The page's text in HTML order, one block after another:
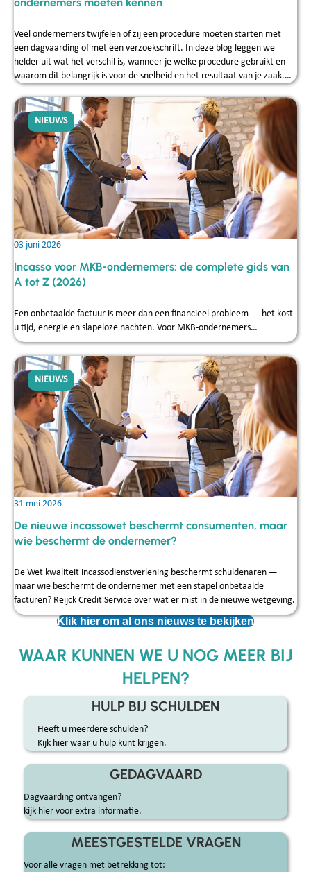
ondernemers moeten kennen
Veel ondernemers twijfelen of zij een procedure moeten starten met
een dagvaarding of met een verzoekschrift. In deze blog leggen we
helder uit wat het verschil is, wanneer je welke procedure gebruikt en
waarom dit belangrijk is voor de snelheid en het resultaat van je zaak.
de juiste juridische route, zodat fouten worden voorkomen en
vorderingen effectief kunnen worden geïncasseerd.
NIEUWS
03 juni 2026
Incasso voor MKB-ondernemers: de complete gids van
A tot Z (2026)
Een onbetaalde factuur is meer dan een financieel probleem — het kost
u tijd, energie en slapeloze nachten. Voor MKB-ondernemers…
NIEUWS
31 mei 2026
De nieuwe incassowet beschermt consumenten, maar
wie beschermt de ondernemer?
De Wet kwaliteit incassodienstverlening beschermt schuldenaren —
maar wie beschermt de ondernemer met een stapel onbetaalde
facturen? Reijck Credit Service over wat er mist in de nieuwe wetgeving.
Klik hier om al ons nieuws te bekijken
WAAR KUNNEN WE U NOG MEER BIJ
HELPEN?
HULP BIJ SCHULDEN
Heeft u meerdere schulden?
Kijk hier waar u hulp kunt krijgen.
GEDAGVAARD
Dagvaarding ontvangen?
kijk hier voor extra informatie.
MEESTGESTELDE VRAGEN
Voor alle vragen met betrekking tot: